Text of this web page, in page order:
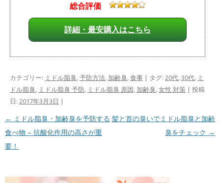
総合評価
詳細・最安購入はこちら
カテゴリー: ミドル脂臭,予防方法, 加齢臭,食事 | タグ: 20代,30代, ミ
ドル脂臭, ミドル脂臭 予防, ミドル脂臭 原因, 加齢臭,女性 対策 | 投稿
日: 2017年3月3日 |
投稿ナビゲーション
← ミドル脂臭・加齢臭を予防する
食べ物 – 抗酸化作用の高さが重
要！
髪と首の臭いでミドル脂臭と加齢
臭をチェック →